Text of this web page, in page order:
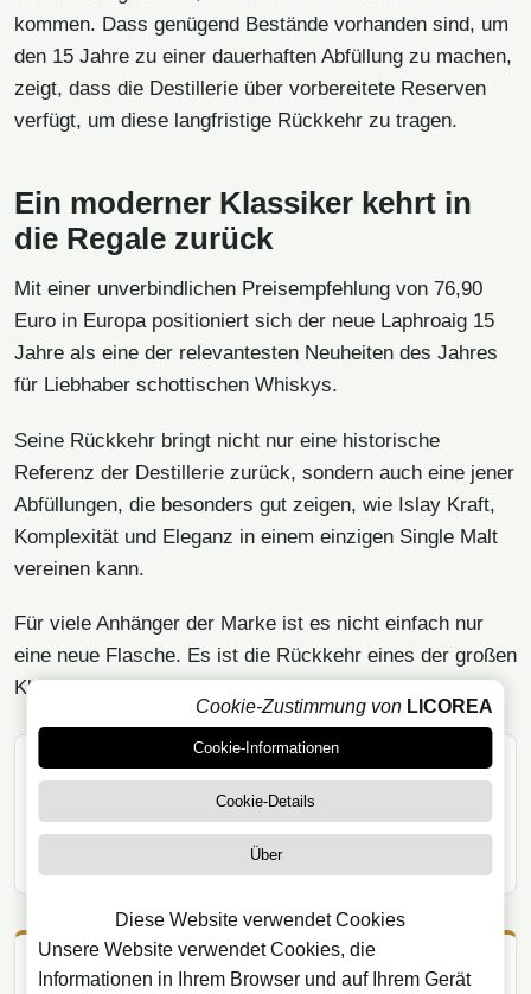
kommen. Dass genügend Bestände vorhanden sind, um
den 15 Jahre zu einer dauerhaften Abfüllung zu machen,
zeigt, dass die Destillerie über vorbereitete Reserven
verfügt, um diese langfristige Rückkehr zu tragen.
Ein moderner Klassiker kehrt in
die Regale zurück
Mit einer unverbindlichen Preisempfehlung von 76,90
Euro in Europa positioniert sich der neue Laphroaig 15
Jahre als eine der relevantesten Neuheiten des Jahres
für Liebhaber schottischen Whiskys.
Seine Rückkehr bringt nicht nur eine historische
Referenz der Destillerie zurück, sondern auch eine jener
Abfüllungen, die besonders gut zeigen, wie Islay Kraft,
Komplexität und Eleganz in einem einzigen Single Malt
vereinen kann.
Für viele Anhänger der Marke ist es nicht einfach nur
eine neue Flasche. Es ist die Rückkehr eines der großen
Klassiker von Laphroaig.
ARTIKEL TEILEN
WhatsApp X
Email
Cookie-Zustimmung von LICOREA
Cookie-Informationen
Cookie-Details
Über
Diese Website verwendet Cookies
Unsere Website verwendet Cookies, die
Informationen in Ihrem Browser und auf Ihrem Gerät